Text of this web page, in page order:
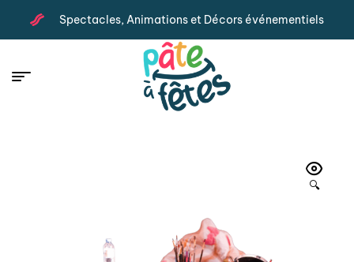
Spectacles, Animations et Décors événementiels
🔍